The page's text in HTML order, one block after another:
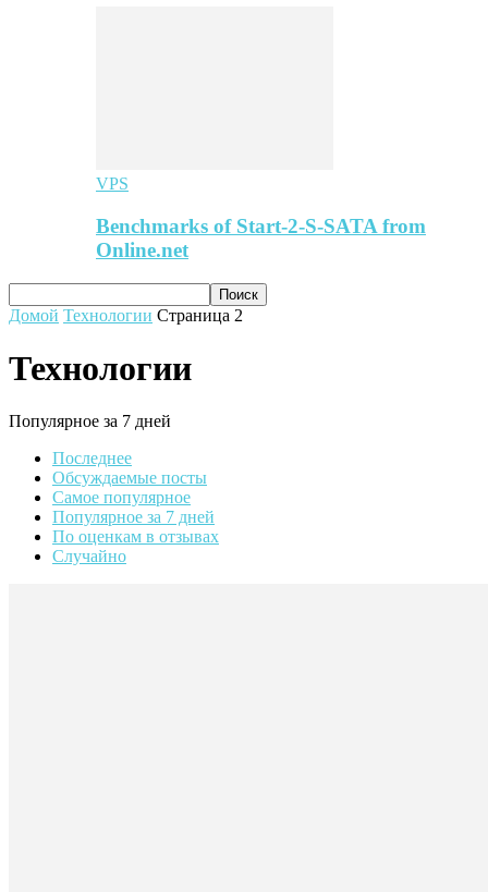
VPS
Benchmarks of Start-2-S-SATA from
Online.net
Домой Технологии Страница 2
Технологии
Популярное за 7 дней
Последнее
Обсуждаемые посты
Самое популярное
Популярное за 7 дней
По оценкам в отзывах
Случайно